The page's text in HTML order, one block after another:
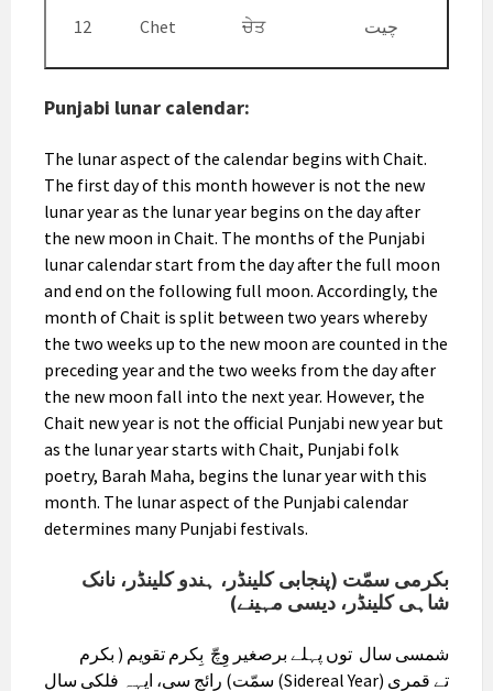
12 Chet ਚੇਤ چیت
Punjabi lunar calendar:
The lunar aspect of the calendar begins with Chait.
The first day of this month however is not the new
lunar year as the lunar year begins on the day after
the new moon in Chait. The months of the Punjabi
lunar calendar start from the day after the full moon
and end on the following full moon. Accordingly, the
month of Chait is split between two years whereby
the two weeks up to the new moon are counted in the
preceding year and the two weeks from the day after
the new moon fall into the next year. However, the
Chait new year is not the official Punjabi new year but
as the lunar year starts with Chait, Punjabi folk
poetry, Barah Maha, begins the lunar year with this
month. The lunar aspect of the Punjabi calendar
determines many Punjabi festivals.
بکرمی سمّت (پنجابی کلینڈر، ہندو کلینڈر، نانک
شاہی کلینڈر، دیسی مہینے)
سمّت) رائج سی، ایہہ فلکی سال (Sidereal Year) تے قمری